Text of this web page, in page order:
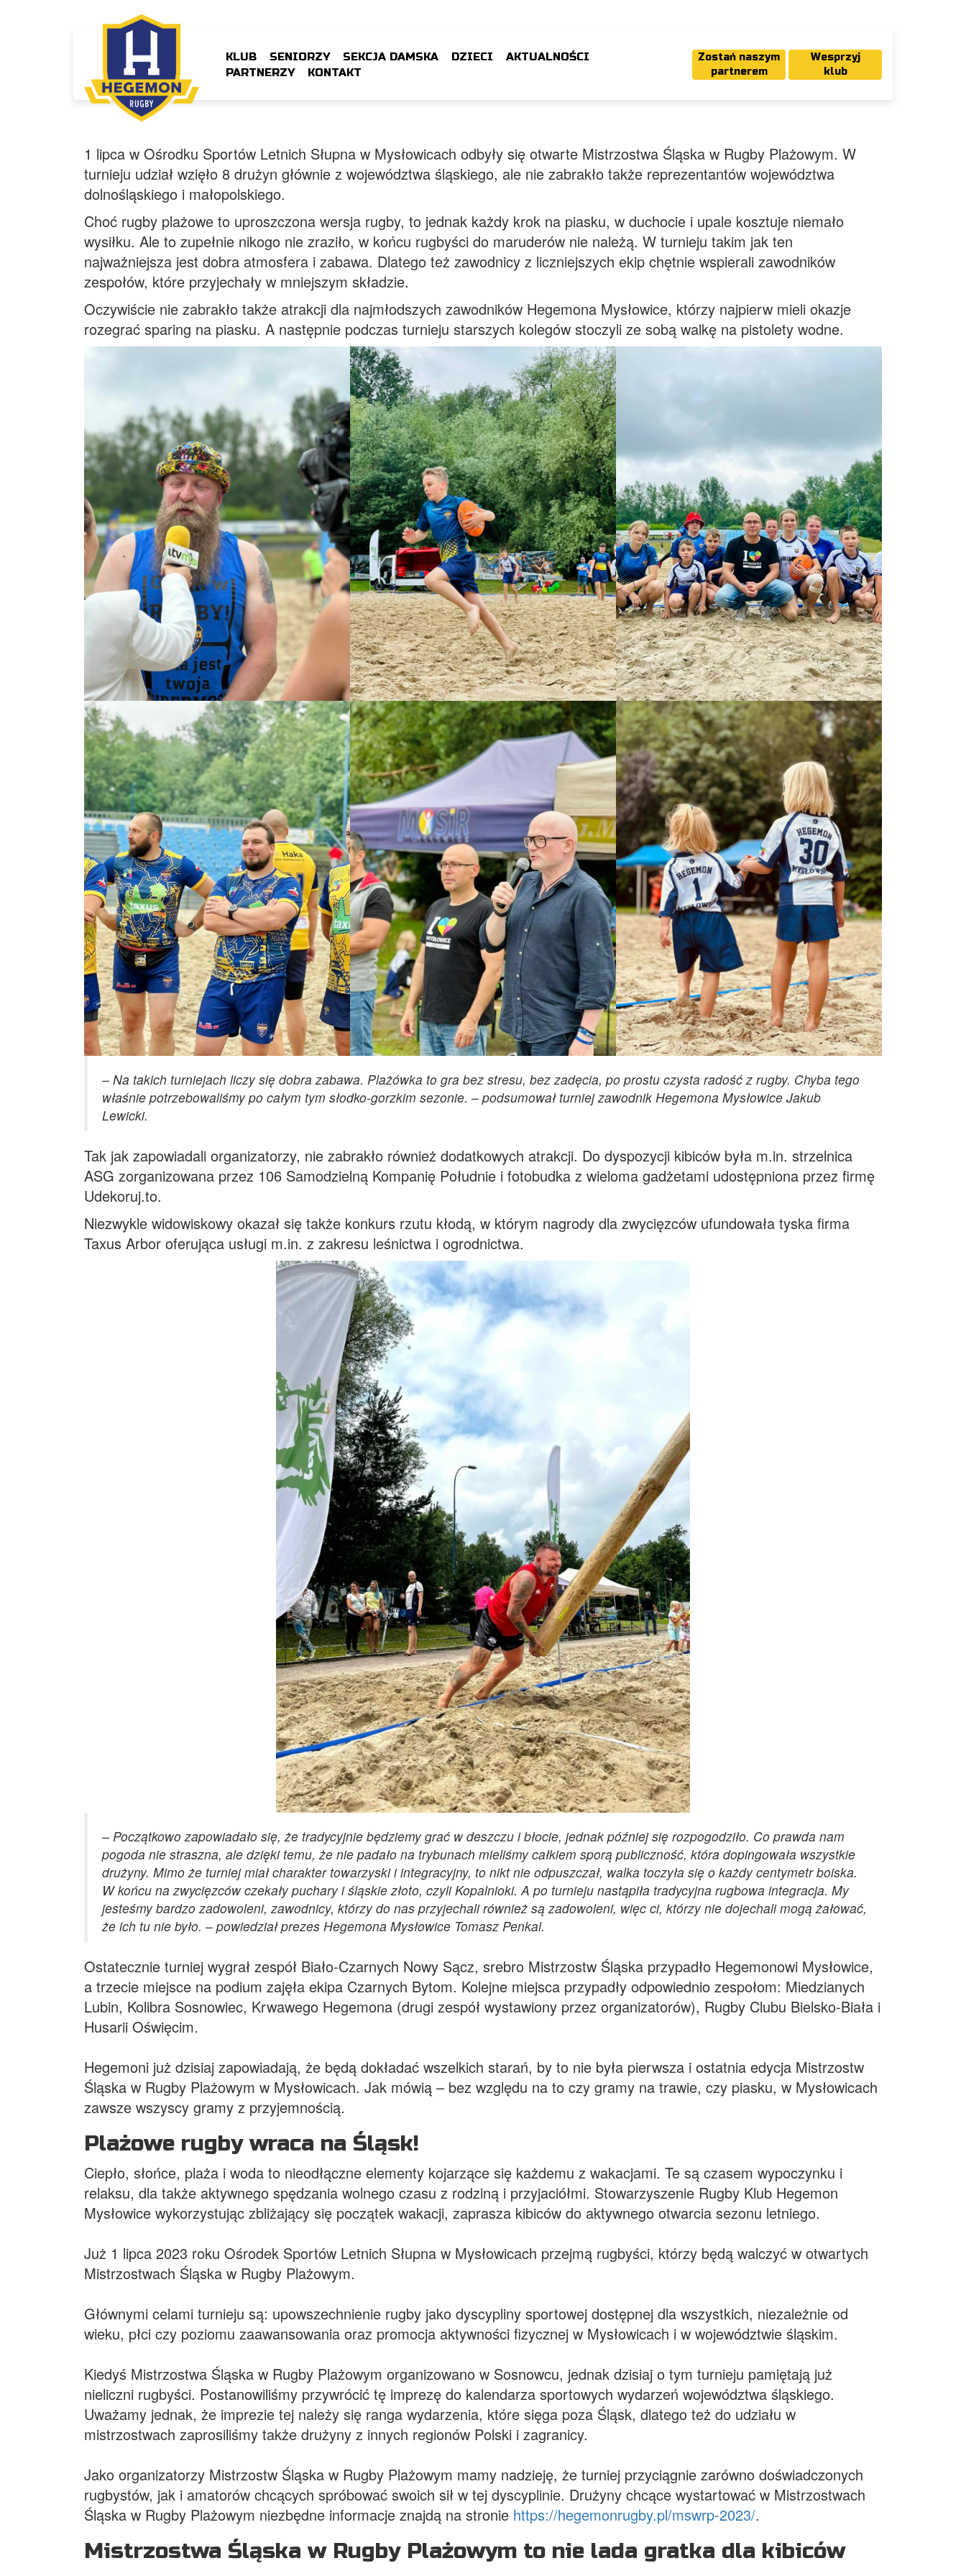
KLUB SENIORZY SEKCJA DAMSKA DZIECI
AKTUALNOŚCI
PARTNERZY
KONTAKT
Zostań naszym
partnerem
Wesprzyj
klub
1 lipca w Ośrodku Sportów Letnich Słupna w Mysłowicach odbyły się otwarte Mistrzostwa Śląska w Rugby Plażowym. W
turnieju udział wzięło 8 drużyn głównie z województwa śląskiego, ale nie zabrakło także reprezentantów województwa
dolnośląskiego i małopolskiego.
Choć rugby plażowe to uproszczona wersja rugby, to jednak każdy krok na piasku, w duchocie i upale kosztuje niemało
wysiłku. Ale to zupełnie nikogo nie zraziło, w końcu rugbyści do maruderów nie należą. W turnieju takim jak ten
najważniejsza jest dobra atmosfera i zabawa. Dlatego też zawodnicy z liczniejszych ekip chętnie wspierali zawodników
zespołów, które przyjechały w mniejszym składzie.
Oczywiście nie zabrakło także atrakcji dla najmłodszych zawodników Hegemona Mysłowice, którzy najpierw mieli okazje
rozegrać sparing na piasku. A następnie podczas turnieju starszych kolegów stoczyli ze sobą walkę na pistolety wodne.
– Na takich turniejach liczy się dobra zabawa. Plażówka to gra bez stresu, bez zadęcia, po prostu czysta radość z rugby. Chyba tego
właśnie potrzebowaliśmy po całym tym słodko-gorzkim sezonie. – podsumował turniej zawodnik Hegemona Mysłowice Jakub
Lewicki.
Tak jak zapowiadali organizatorzy, nie zabrakło również dodatkowych atrakcji. Do dyspozycji kibiców była m.in. strzelnica
ASG zorganizowana przez 106 Samodzielną Kompanię Południe i fotobudka z wieloma gadżetami udostępniona przez firmę
Udekoruj.to.
Niezwykle widowiskowy okazał się także konkurs rzutu kłodą, w którym nagrody dla zwycięzców ufundowała tyska firma
Taxus Arbor oferująca usługi m.in. z zakresu leśnictwa i ogrodnictwa.
– Początkowo zapowiadało się, że tradycyjnie będziemy grać w deszczu i błocie, jednak później się rozpogodziło. Co prawda nam
pogoda nie straszna, ale dzięki temu, że nie padało na trybunach mieliśmy całkiem sporą publiczność, która dopingowała wszystkie
drużyny. Mimo że turniej miał charakter towarzyski i integracyjny, to nikt nie odpuszczał, walka toczyła się o każdy centymetr boiska.
W końcu na zwycięzców czekały puchary i śląskie złoto, czyli Kopalnioki. A po turnieju nastąpiła tradycyjna rugbowa integracja. My
jesteśmy bardzo zadowoleni, zawodnicy, którzy do nas przyjechali również są zadowoleni, więc ci, którzy nie dojechali mogą żałować,
że ich tu nie było. – powiedział prezes Hegemona Mysłowice Tomasz Penkal.
Ostatecznie turniej wygrał zespół Biało-Czarnych Nowy Sącz, srebro Mistrzostw Śląska przypadło Hegemonowi Mysłowice,
a trzecie miejsce na podium zajęła ekipa Czarnych Bytom. Kolejne miejsca przypadły odpowiednio zespołom: Miedzianych
Lubin, Kolibra Sosnowiec, Krwawego Hegemona (drugi zespół wystawiony przez organizatorów), Rugby Clubu Bielsko-Biała i
Husarii Oświęcim.
Hegemoni już dzisiaj zapowiadają, że będą dokładać wszelkich starań, by to nie była pierwsza i ostatnia edycja Mistrzostw
Śląska w Rugby Plażowym w Mysłowicach. Jak mówią – bez względu na to czy gramy na trawie, czy piasku, w Mysłowicach
zawsze wszyscy gramy z przyjemnością.
Plażowe rugby wraca na Śląsk!
Ciepło, słońce, plaża i woda to nieodłączne elementy kojarzące się każdemu z wakacjami. Te są czasem wypoczynku i
relaksu, dla także aktywnego spędzania wolnego czasu z rodziną i przyjaciółmi. Stowarzyszenie Rugby Klub Hegemon
Mysłowice wykorzystując zbliżający się początek wakacji, zaprasza kibiców do aktywnego otwarcia sezonu letniego.
Już 1 lipca 2023 roku Ośrodek Sportów Letnich Słupna w Mysłowicach przejmą rugbyści, którzy będą walczyć w otwartych
Mistrzostwach Śląska w Rugby Plażowym.
Głównymi celami turnieju są: upowszechnienie rugby jako dyscypliny sportowej dostępnej dla wszystkich, niezależnie od
wieku, płci czy poziomu zaawansowania oraz promocja aktywności fizycznej w Mysłowicach i w województwie śląskim.
Kiedyś Mistrzostwa Śląska w Rugby Plażowym organizowano w Sosnowcu, jednak dzisiaj o tym turnieju pamiętają już
nieliczni rugbyści. Postanowiliśmy przywrócić tę imprezę do kalendarza sportowych wydarzeń województwa śląskiego.
Uważamy jednak, że imprezie tej należy się ranga wydarzenia, które sięga poza Śląsk, dlatego też do udziału w
mistrzostwach zaprosiliśmy także drużyny z innych regionów Polski i zagranicy.
Jako organizatorzy Mistrzostw Śląska w Rugby Plażowym mamy nadzieję, że turniej przyciągnie zarówno doświadczonych
rugbystów, jak i amatorów chcących spróbować swoich sił w tej dyscyplinie. Drużyny chcące wystartować w Mistrzostwach
Śląska w Rugby Plażowym niezbędne informacje znajdą na stronie https://hegemonrugby.pl/mswrp-2023/.
Mistrzostwa Śląska w Rugby Plażowym to nie lada gratka dla kibiców